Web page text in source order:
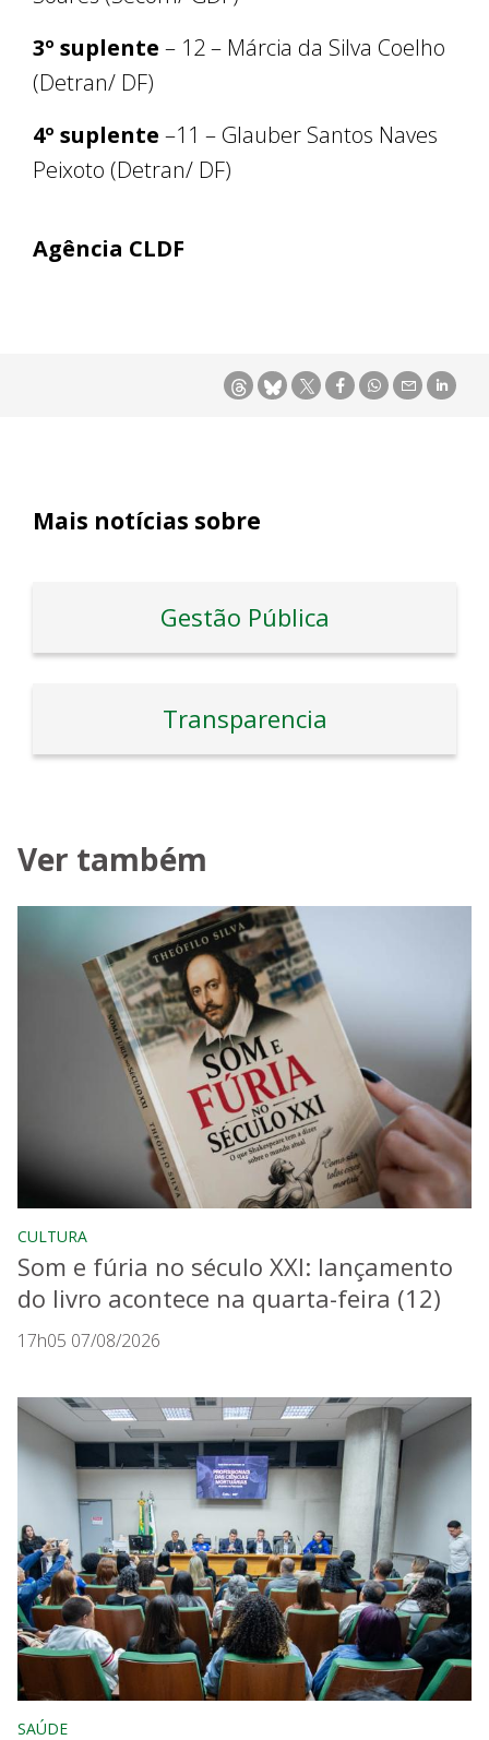
3º suplente – 12 – Márcia da Silva Coelho
(Detran/ DF)
4º suplente –11 – Glauber Santos Naves
Peixoto (Detran/ DF)
Agência CLDF
Mais notícias sobre
Gestão Pública
Transparencia
Ver também
CULTURA
Som e fúria no século XXI: lançamento
do livro acontece na quarta-feira (12)
17h05 07/08/2026
SAÚDE